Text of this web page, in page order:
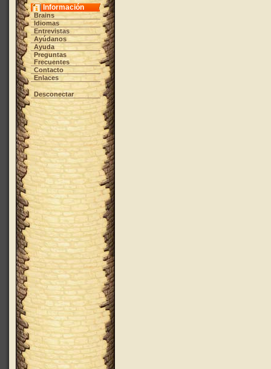
Información
Brains
Idiomas
Entrevistas
Ayúdanos
Ayuda
Preguntas
Frecuentes
Contacto
Enlaces
Desconectar